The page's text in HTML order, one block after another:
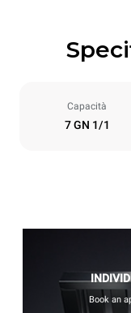
Capacità
7 GN 1/1
Book an